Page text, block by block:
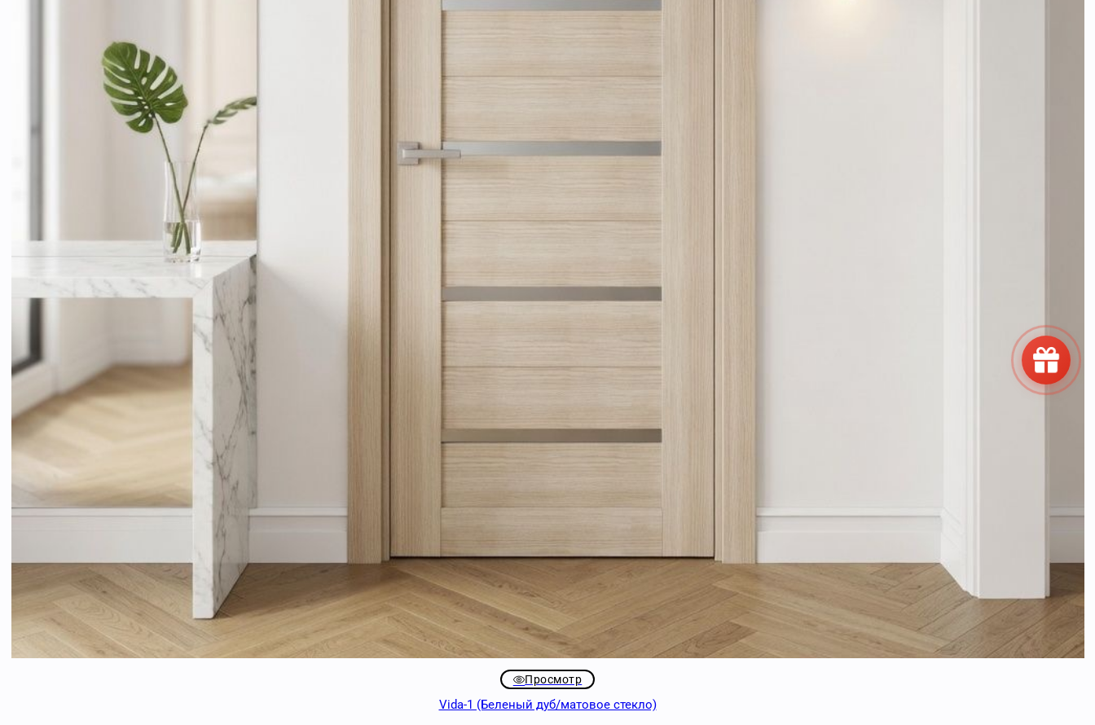
Просмотр
Vida-1 (Беленый дуб/матовое стекло)